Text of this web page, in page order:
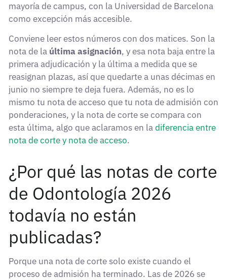
mayoría de campus, con la Universidad de Barcelona
como excepción más accesible.
Conviene leer estos números con dos matices. Son la
nota de la última asignación, y esa nota baja entre la
primera adjudicación y la última a medida que se
reasignan plazas, así que quedarte a unas décimas en
junio no siempre te deja fuera. Además, no es lo
mismo tu nota de acceso que tu nota de admisión con
ponderaciones, y la nota de corte se compara con
esta última, algo que aclaramos en ladiferencia entre
nota de corte y nota de acceso.
¿Por qué las notas de corte
de Odontología 2026
todavía no están
publicadas?
Porque una nota de corte solo existe cuando el
proceso de admisión ha terminado. Las de 2026 se